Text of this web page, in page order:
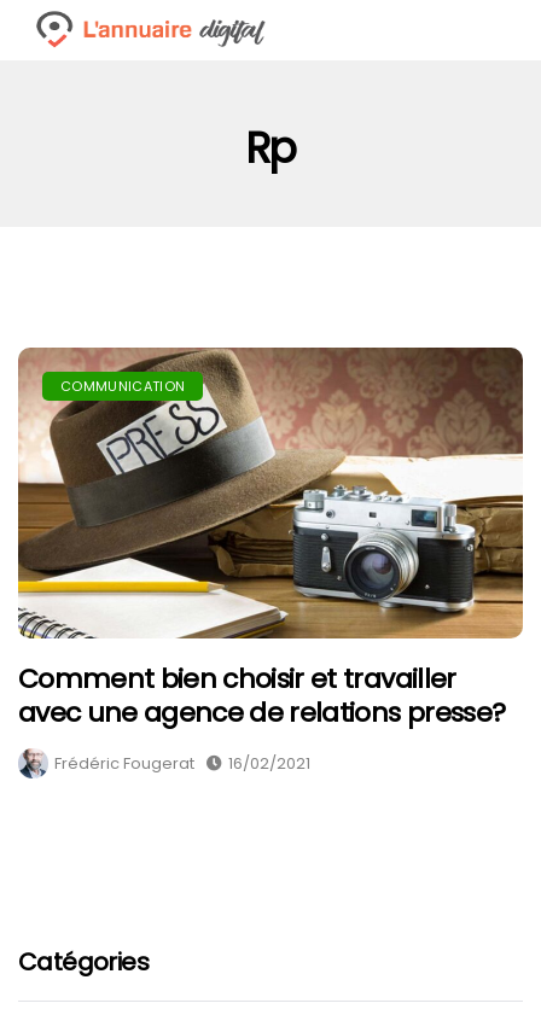
Rp
COMMUNICATION
Comment bien choisir et travailler
avec une agence de relations presse?
Frédéric Fougerat 16/02/2021
Catégories